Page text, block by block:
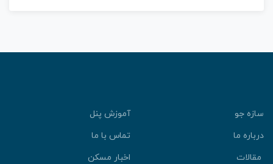
جو
آموزش پنل
ما
تماس با ما
اخبار مسکن